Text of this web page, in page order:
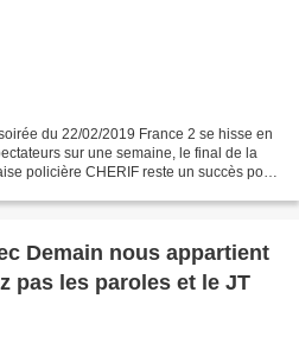
du 22/02/2019 France 2 se hisse en
sur une semaine, le final de la
policière CHERIF reste un succès pour
Demain nous appartient
pas les paroles et le JT